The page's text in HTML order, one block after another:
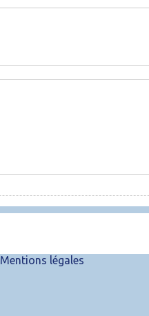
Mentions légales